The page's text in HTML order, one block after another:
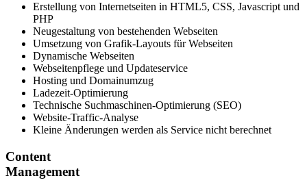
Erstellung von Internetseiten in HTML5, CSS, Javascript und
PHP
Neugestaltung von bestehenden Webseiten
Umsetzung von Grafik-Layouts für Webseiten
Dynamische Webseiten
Webseitenpflege und Updateservice
Hosting und Domainumzug
Ladezeit-Optimierung
Technische Suchmaschinen-Optimierung (SEO)
Website-Traffic-Analyse
Kleine Änderungen werden als Service nicht berechnet
Content
Management